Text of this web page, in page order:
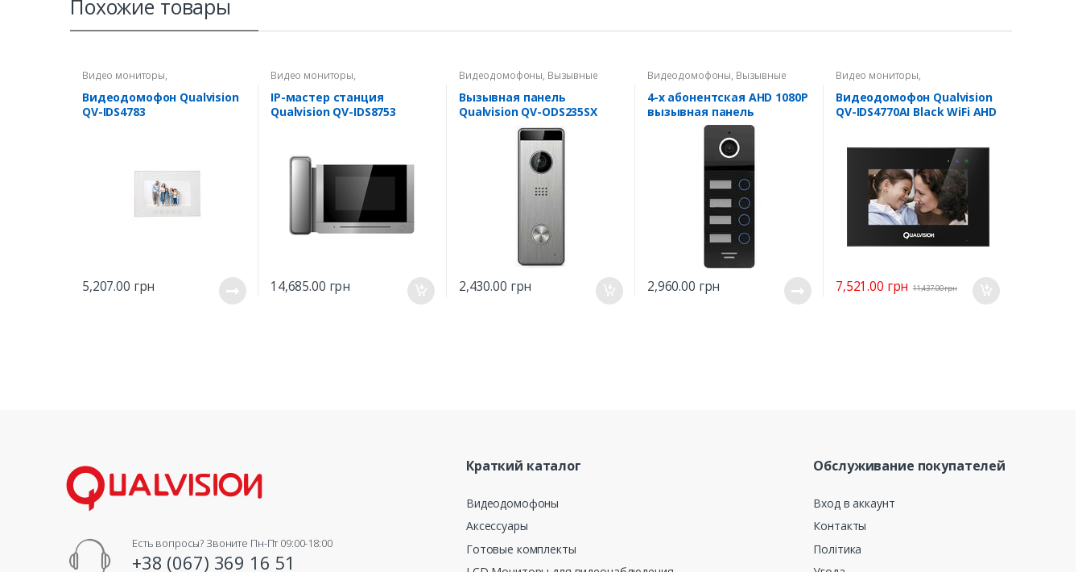
Похожие товары
Видео мониторы,
Видеодомофоны
Видеодомофон Qualvision
QV-IDS4783
5,207.00 грн
Видео мониторы,
Видеодомофоны
IP-мастер станция
Qualvision QV-IDS8753
14,685.00 грн
Видеодомофоны, Вызывные
панели
Вызывная панель
Qualvision QV-ODS235SX
Silver AHD 1080P
2,430.00 грн
Видеодомофоны, Вызывные
панели
4-х абонентская AHD 1080P
вызывная панель
Qualvision QV-QDS4340AHD
2,960.00 грн
Видео мониторы,
Видеодомофоны
Видеодомофон Qualvision
QV-IDS4770AI Black WiFi AHD
7,521.00 грн 11,437.00грн
Есть вопросы? Звоните Пн-Пт 09:00-18:00
+38 (067) 369 16 51
Краткий каталог
Видеодомофоны
Аксессуары
Готовые комплекты
Обслуживание покупателей
Вход в аккаунт
Контакты
Політика